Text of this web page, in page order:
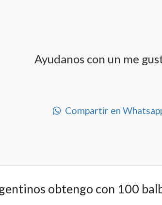
Ayudanos con un me
Compartir en
obtengo con 100